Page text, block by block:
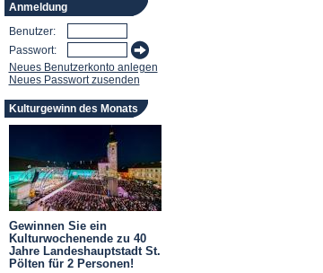
Anmeldung
Benutzer:
Passwort:
Neues Benutzerkonto anlegen
Neues Passwort zusenden
Kulturgewinn des Monats
Gewinnen Sie ein
Kulturwochenende zu 40
Jahre Landeshauptstadt St.
Pölten für 2 Personen!